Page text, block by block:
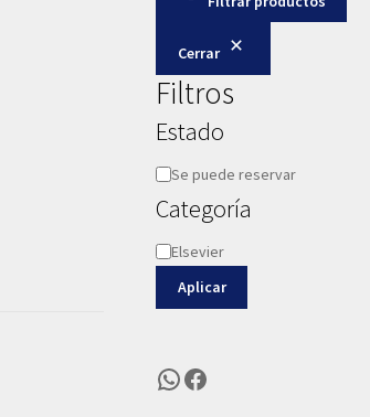
Cerrar
Filtros
Estado
Disponibilidad
Se puede reservar
Categoría
Categoría
Elsevier
Aplicar
WhatsApp
Facebook